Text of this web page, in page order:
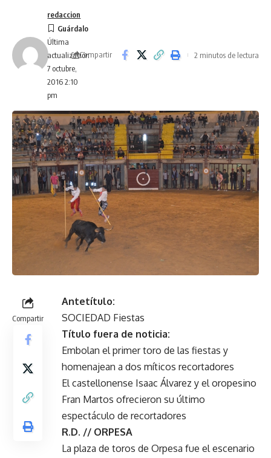
Última
actualización
7 octubre,
2016 2:10
pm
redaccion
Compartir 2 minutos de lectura
Compartir
Antetítulo:
SOCIEDAD Fiestas
Título fuera de noticia:
Embolan el primer toro de las fiestas y
homenajean a dos míticos recortadores
El castellonense Isaac Álvarez y el oropesino
Fran Martos ofrecieron su último
espectáculo de recortadores
R.D. // ORPESA
La plaza de toros de Orpesa fue el escenario